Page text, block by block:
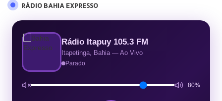
RÁDIO BAHIA EXPRESSO
Rádio Itapuy 105.3 FM
Itapetinga, Bahia — Ao Vivo
Parado
80%